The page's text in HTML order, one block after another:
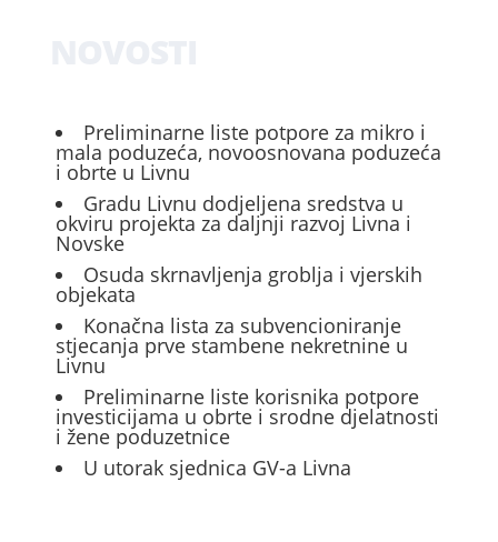
Preliminarne liste potpore za mikro i
mala poduzeća, novoosnovana poduzeća
i obrte u Livnu
Gradu Livnu dodjeljena sredstva u
okviru projekta za daljnji razvoj Livna i
Novske
Osuda skrnavljenja groblja i vjerskih
objekata
Konačna lista za subvencioniranje
stjecanja prve stambene nekretnine u
Livnu
Preliminarne liste korisnika potpore
investicijama u obrte i srodne djelatnosti
i žene poduzetnice
U utorak sjednica GV-a Livna